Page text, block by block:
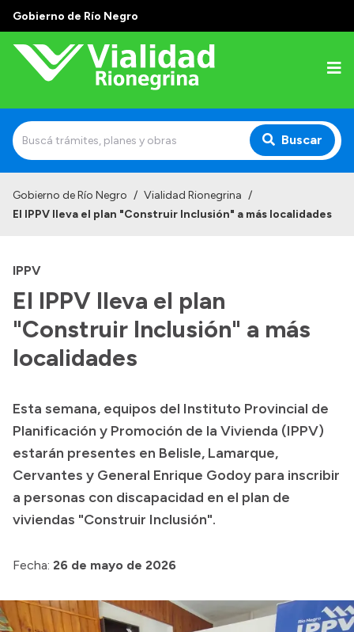
Gobierno de Río Negro
Buscar
Delegaciones
Normativa
Historia Vial
Mi Vial
Recibos de sueldo
Gobierno de Río Negro / Vialidad Rionegrina /
El IPPV lleva el plan "Construir Inclusión" a más localidades
IPPV
El IPPV lleva el plan
"Construir Inclusión" a más
localidades
Esta semana, equipos del Instituto Provincial de
Planificación y Promoción de la Vivienda (IPPV)
estarán presentes en Belisle, Lamarque,
Cervantes y General Enrique Godoy para inscribir
a personas con discapacidad en el plan de
viviendas "Construir Inclusión".
Fecha: 26 de mayo de 2026